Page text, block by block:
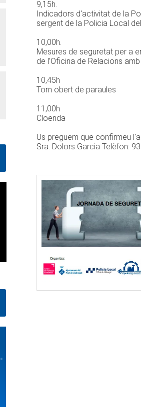
9,15h.
Indicadors d'activitat de la
sergent de la Policia Local
10,00h.
Mesures de seguretat per a
de l’Oficina de Relacions
10,45h
Torn obert de paraules
11,00h
Cloenda
Us preguem que confirmeu
Sra. Dolors Garcia Telèfon: